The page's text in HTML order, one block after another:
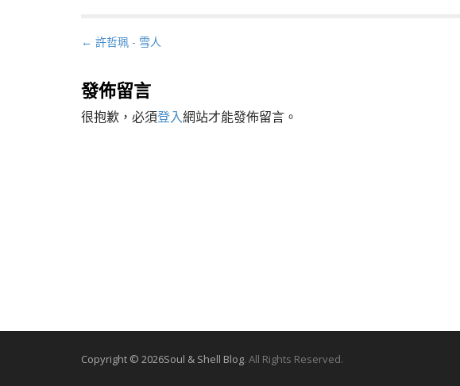
P
s
t
n
← 許哲珮 - 雪人
發佈留言
很抱歉，必須登入網站才能發佈留言。
Copyright © 2026Soul & Shell Blog. All Rights Reserved.